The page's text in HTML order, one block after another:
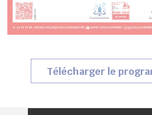
Télécharger le